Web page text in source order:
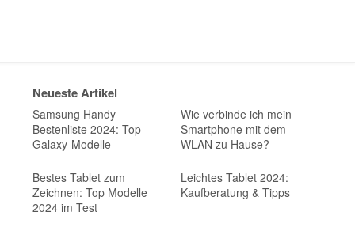
Neueste Artikel
Samsung Handy
Bestenliste 2024: Top
Galaxy-Modelle
Wie verbinde ich mein
Smartphone mit dem
WLAN zu Hause?
Bestes Tablet zum
Zeichnen: Top Modelle
2024 im Test
Leichtes Tablet 2024:
Kaufberatung & Tipps